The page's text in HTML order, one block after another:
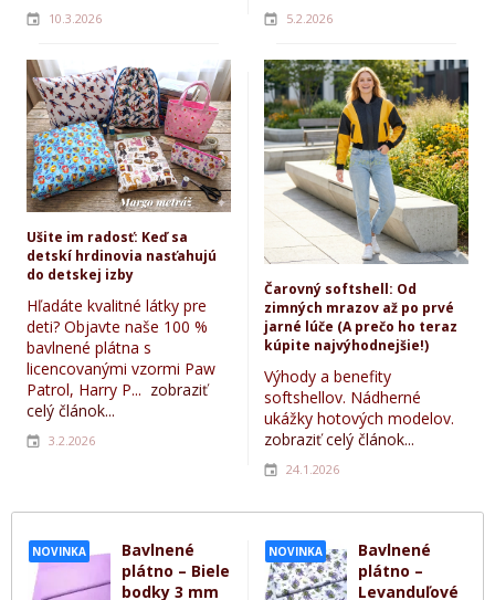
NOVINKA
Bavlnené
plátno – Biele
bodky 3 mm
NOVINKA
Bavlnené
plátno –
Levanduľové
10.3.2026 5.2.2026
Ušite im radosť: Keď sa
detskí hrdinovia nasťahujú
do detskej izby
Hľadáte kvalitné látky pre
deti? Objavte naše 100 %
bavlnené plátna s
licencovanými vzormi Paw
Patrol, Harry P... zobraziť
celý článok...
3.2.2026
Čarovný softshell: Od
zimných mrazov až po prvé
jarné lúče (A prečo ho teraz
kúpite najvýhodnejšie!)
Výhody a benefity
softshellov. Nádherné
ukážky hotových modelov.
zobraziť celý článok...
24.1.2026